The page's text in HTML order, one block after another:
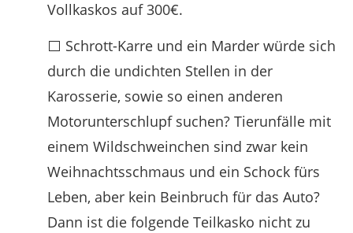
Vollkaskos auf 300€.
⬜ Schrott-Karre und ein Marder würde sich
durch die undichten Stellen in der
Karosserie, sowie so einen anderen
Motorunterschlupf suchen? Tierunfälle mit
einem Wildschweinchen sind zwar kein
Weihnachtsschmaus und ein Schock fürs
Leben, aber kein Beinbruch für das Auto?
Dann ist die folgende Teilkasko nicht zu